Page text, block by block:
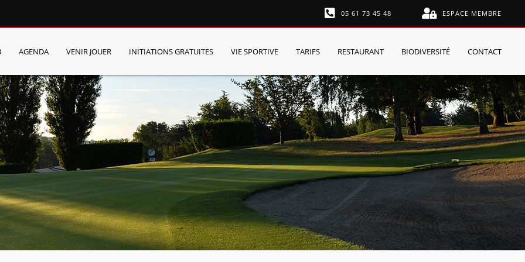
05 61 73 45 48 ESPACE MEMBRE
AGENDA VENIR JOUER INITIATIONS GRATUITES VIE SPORTIVE TARIFS RESTAURANT BIODIVERSITÉ CONTACT